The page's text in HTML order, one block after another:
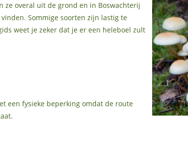
ze overal uit de grond en in Boswachterij
Sommige soorten zijn lastig te
weet je zeker dat je er een heleboel zult
een fysieke beperking omdat de route